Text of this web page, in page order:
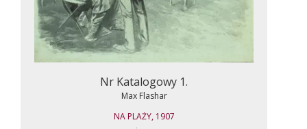
Nr Katalogowy 1.
Max Flashar
NA PLAŻY, 1907